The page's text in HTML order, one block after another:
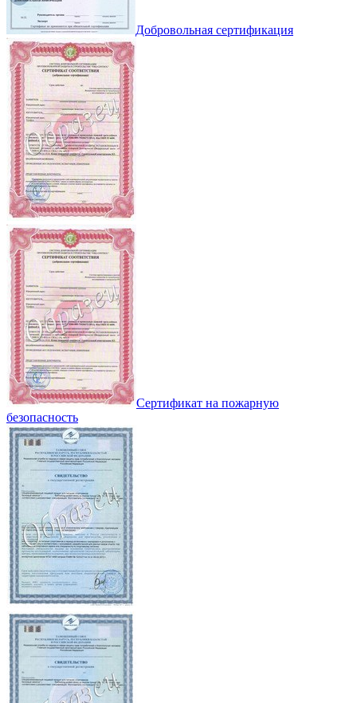
Добровольная сертификация
Сертификат на пожарную
безопасность